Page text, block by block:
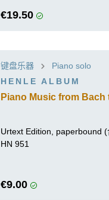
€19.50
键盘乐器
Piano solo
HENLE ALBUM
Piano Music from
Urtext Edition, paperbound (
HN 951
€9.00